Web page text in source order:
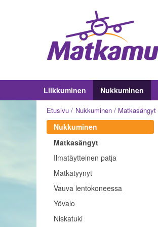
Liikkuminen Nukkuminen
Etusivu Nukkuminen Matkasängyt
Nukkuminen
Matkasängyt
Ilmatäytteinen patja
Matkatyynyt
Vauva lentokoneessa
Yövalo
Niskatuki